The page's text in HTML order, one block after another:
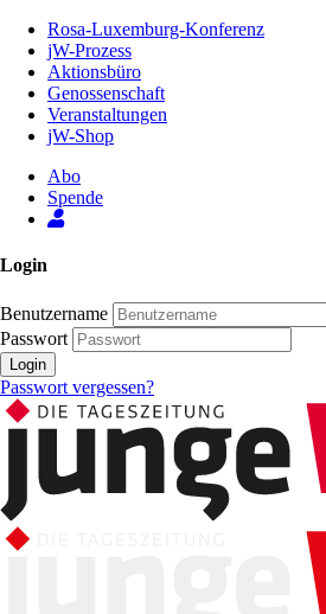
Inhalt
Seite
Rosa-Luxemburg-Konferenz
jW-Prozess
Aktionsbüro
Genossenschaft
Veranstaltungen
jW-Shop
Abo
Spende
Login
Benutzername
Passwort
Login
Passwort vergessen?